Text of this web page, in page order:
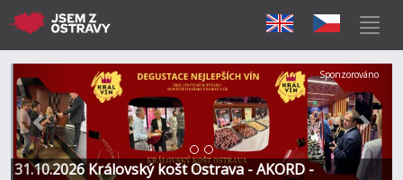
31.10.2026 Královský košt Ostrava - AKORD -
Předchozí Další
Sponzorováno